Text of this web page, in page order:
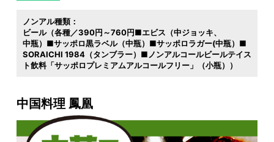
ノンアル種類：
ビール（各種／390円～760円■エビス（中ジョッキ
中瓶）■サッポロ黒ラベル（中瓶）■サッポロラガー(中瓶）■
SORAICHI 1984（タンブラー）■ノンアルコールビールテイス
ト飲料「サッポロプレミアムアルコールフリー」（小瓶））
中国料理 鳳凰